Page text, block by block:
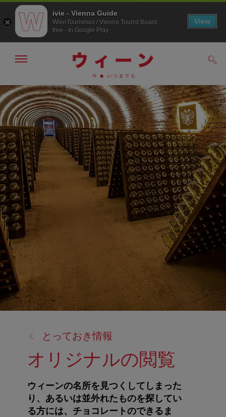
メ
ニ
ュ
ー
へ
こ
の
ペ
ー
ジ
の
ト
ッ
プ
へ
メ
ー
の
表
示・
非
表
示
す
る
とっておき情報
オリジナルの閲覧
ウィーンの名所を見つくしてしまった
り、あるいは並外れたものを探してい
る方には、チョコレートのできるま
ivie - Vienna Guide
WienTourismus / Vienna Tourist Board
free - In Google Play
View